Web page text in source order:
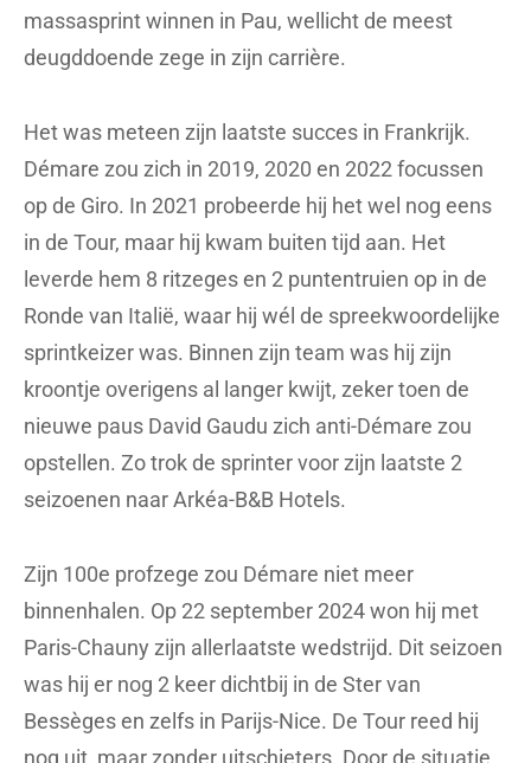
massasprint winnen in Pau, wellicht de meest
deugddoende zege in zijn carrière.
Het was meteen zijn laatste succes in Frankrijk.
Démare zou zich in 2019, 2020 en 2022 focussen
op de Giro. In 2021 probeerde hij het wel nog eens
in de Tour, maar hij kwam buiten tijd aan. Het
leverde hem 8 ritzeges en 2 puntentruien op in de
Ronde van Italië, waar hij wél de spreekwoordelijke
sprintkeizer was. Binnen zijn team was hij zijn
kroontje overigens al langer kwijt, zeker toen de
nieuwe paus David Gaudu zich anti-Démare zou
opstellen. Zo trok de sprinter voor zijn laatste 2
seizoenen naar Arkéa-B&B Hotels.
Zijn 100e profzege zou Démare niet meer
binnenhalen. Op 22 september 2024 won hij met
Paris-Chauny zijn allerlaatste wedstrijd. Dit seizoen
was hij er nog 2 keer dichtbij in de Ster van
Bessèges en zelfs in Parijs-Nice. De Tour reed hij
nog uit, maar zonder uitschieters. Door de situatie